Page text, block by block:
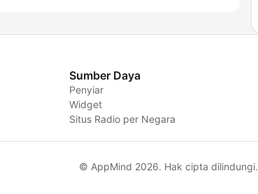
Sumber Daya
Penyiar
Widget
Situs Radio per Negara
© AppMind 2026. Hak cipta dilindungi.